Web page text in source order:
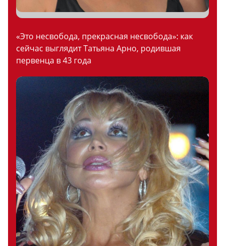
«Это несвобода, прекрасная несвобода»: как
сейчас выглядит Татьяна Арно, родившая
первенца в 43 года